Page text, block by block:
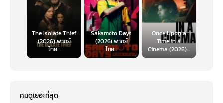
The Isolate Thief
(2026) พากย์
ไทย...
Sakamoto Days
(2026) พากย์
ไทย...
Once Upon a
Time in a
Cinema (2026)...
คนดูเยอะที่สุด